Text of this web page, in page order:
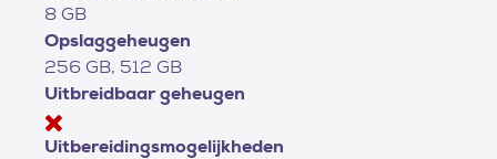
8 GB
Opslaggeheugen
256 GB, 512 GB
Uitbreidbaar geheugen
Uitbereidingsmogelijkheden